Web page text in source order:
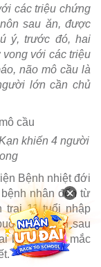
các triệu chứng
sau ăn, được
ý, trước đó, hai
với các triệu
não mô cầu là
lớn cần chủ
khiến 4 người
Bệnh nhiệt đới
nhân đến từ
trai 11 tuổi nhập
nôn, nôn sau
bệnh nhân mắc
×